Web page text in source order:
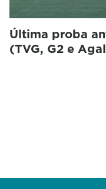
Última proba
(TVG, G2 e